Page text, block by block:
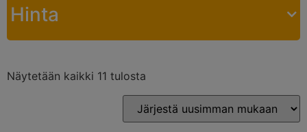
Hinta
Näytetään kaikki 11 tulosta